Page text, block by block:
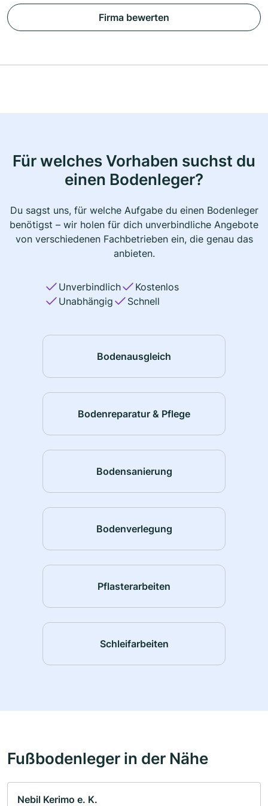
Firma bewerten
Für welches Vorhaben suchst du
einen Bodenleger?
Du sagst uns, für welche Aufgabe du einen Bodenleger
benötigst – wir holen für dich unverbindliche Angebote
von verschiedenen Fachbetrieben ein, die genau das
anbieten.
Unverbindlich
Kostenlos
Unabhängig
Schnell
Bodenausgleich
Bodenreparatur & Pflege
Bodensanierung
Bodenverlegung
Pflasterarbeiten
Schleifarbeiten
Fußbodenleger in der Nähe
Nebil Kerimo e. K.